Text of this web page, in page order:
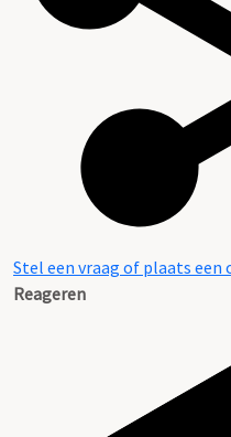
Aanwijzingen voor de
Stel een vraag of plaats
Reageren